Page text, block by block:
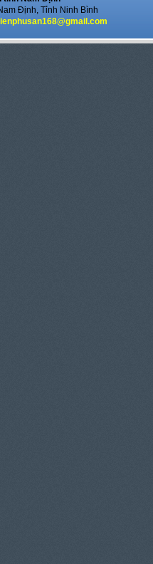
Định, Tỉnh Ninh Bình